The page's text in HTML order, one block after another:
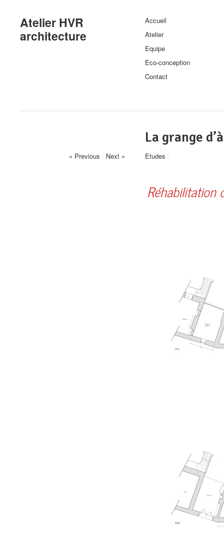
Atelier HVR
architecture
Accueil
Atelier
Equipe
Eco-conception
Contact
La grange
« Previous / Next » Etudes /
Réhabilitation